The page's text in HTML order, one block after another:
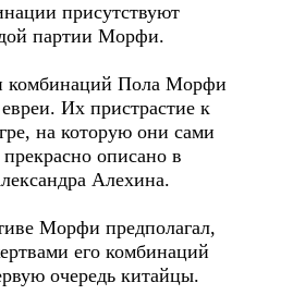
присутствуют
партии Морфи.
комбинаций Пола Морфи
Их пристрастие к
на которую они сами
описано в
Алехина.
Морфи предполагал,
его комбинаций
очередь китайцы.